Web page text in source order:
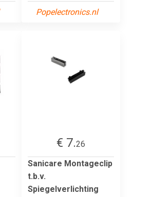
Popelectronics.nl
€ 7.26
Sanicare Montageclip
t.b.v.
Spiegelverlichting